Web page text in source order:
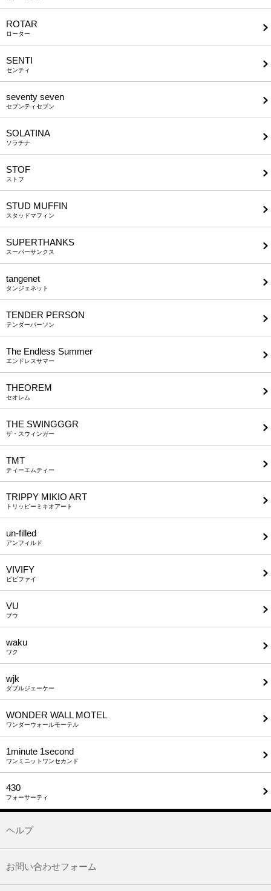
ROTAR
ローター
SENTI
センティ
seventy seven
セブンティセブン
SOLATINA
ソラチナ
STOF
ストフ
STUD MUFFIN
スタッドマフィン
SUPERTHANKS
スーパーサンクス
tangenet
タンジェネット
TENDER PERSON
テンダーパーソン
The Endless Summer
エンドレスサマー
THEOREM
セオレム
THE SWINGGGR
ザ・スウィンガー
TMT
ティーエムティー
TRIPPY MIKIO ART
トリッピーミキオアート
un-filled
アンフィルド
VIVIFY
ビビファイ
VU
ブウ
waku
ワク
wjk
ダブルジェーケー
WONDER WALL MOTEL
ワンダーウォールモーテル
1minute​ 1second
ワンミニットワンセカンド
430
フォーサーティ
ヘルプ
お問い合わせフォーム